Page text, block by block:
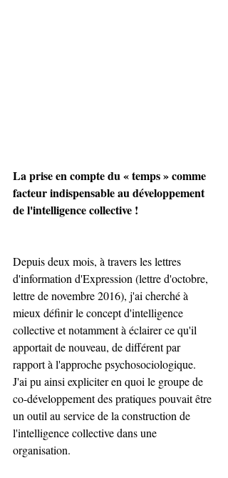
La prise en compte du « temps » comme
facteur indispensable au développement
de l'intelligence collective !
Depuis deux mois, à travers les lettres
d'information d'Expression (lettre d'octobre,
lettre de novembre 2016), j'ai cherché à
mieux définir le concept d'intelligence
collective et notamment à éclairer ce qu'il
apportait de nouveau, de différent par
rapport à l'approche psychosociologique.
J'ai pu ainsi expliciter en quoi le groupe de
co-développement des pratiques pouvait être
un outil au service de la construction de
l'intelligence collective dans une
organisation.